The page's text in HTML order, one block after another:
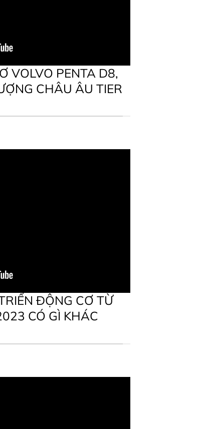
VOLVO PENTA D8,
CHÂU ÂU TIER
ĐỘNG CƠ TỪ
CÓ GÌ KHÁC